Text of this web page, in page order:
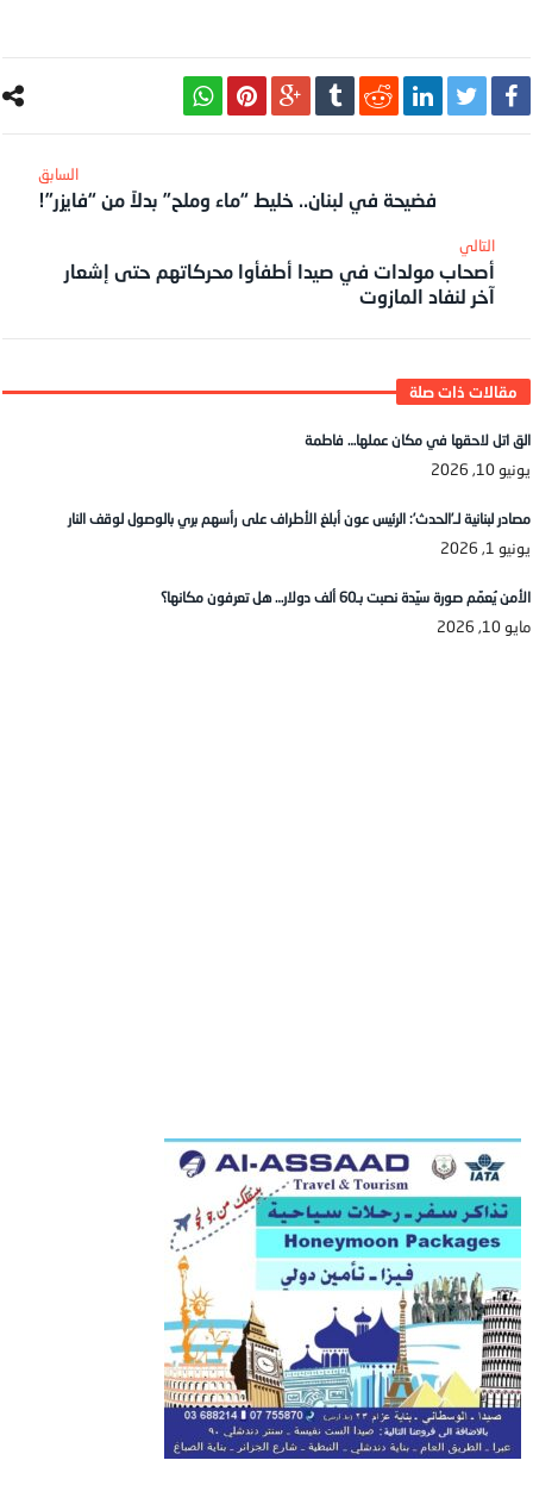
فضيحة في لبنان.. خليط “ماء وملح” بدلاً من “فايزر”!
‎التالي
أصحاب مولدات في صيدا أطفأوا محركاتهم حتى إشعار
آخر لنفاد المازوت
الق اتل لاحقها في مكان عملها… فاطمة
يونيو 10, 2026
مصادر لبنانية لـ’الحدث’: الرئيس عون أبلغ الأطراف على رأسهم بري بالوصول لوقف النار
يونيو 1, 2026
الأمن يُعمّم صورة سيّدة نصبت بـ60 ألف دولار… هل تعرفون مكانها؟
مايو 10, 2026